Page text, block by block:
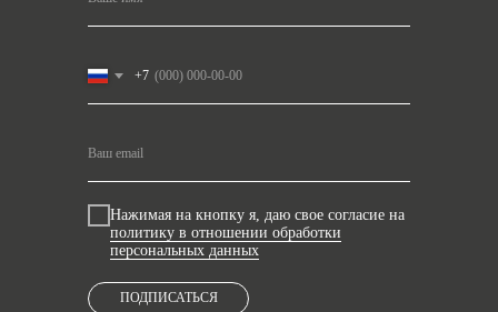
+7
Нажимая на кнопку я, даю свое согласие на
политику в отношении обработки
персональных данных
ПОДПИСАТЬСЯ